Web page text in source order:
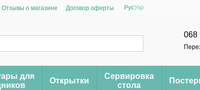
Отзывы о магазине Договор оферты РусУкр
068
для
Открытки
Сервировка
стола